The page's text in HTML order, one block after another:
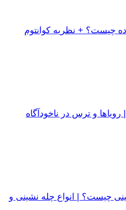
چیست؟ + نظریه کوانتوم
و ترس در ناخودآگاه
چیست؟ | انواع چله نشینی و